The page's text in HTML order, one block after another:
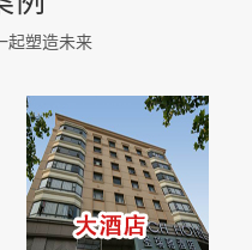
起塑造未来